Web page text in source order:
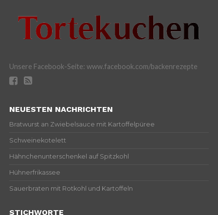
Unsere Facebook-Seite: www.facebook.com/backenrezepte
NEUESTEN NACHRICHTEN
Bratwurst an Zwiebelsauce mit Kartoffelpüree
Schweinekotelett
Hähnchenunterschenkel auf Spitzkohl
Hühnerfrikassee
Sauerbraten mit Rotkohl und Kartoffeln
STICHWORTE